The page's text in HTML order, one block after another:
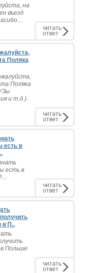
на
въезд
читать
ответ
Поляка
Поляка
и т.д.).
читать
ответ
есть в
есть в
читать
ответ
в П..
в Польше
читать
ответ